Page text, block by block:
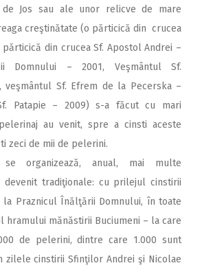
de Jos sau ale unor relicve de mare
creştinătate (o părticică din crucea
părticică din crucea Sf. Apostol Andrei –
Domnului – 2001, Veşmântul Sf.
veşmântul Sf. Efrem de la Pecerska –
Patapie – 2009) s-a făcut cu mari
au venit, spre a cinsti aceste
zeci de mii de pelerini.
se organizează, anual, mai multe
devenit tradiţionale: cu prilejul cinstirii
la Praznicul Înălţării Domnului, în toate
hramului mănăstirii Buciumeni – la care
de pelerini, dintre care 1.000 sunt
zilele cinstirii Sfinţilor Andrei şi Nicolae